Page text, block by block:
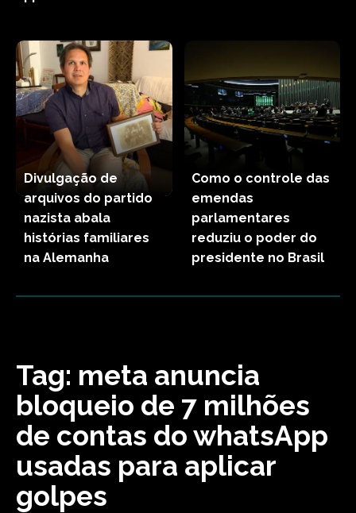
Divulgação de
arquivos do partido
nazista abala
histórias familiares
na Alemanha
Como o controle das
emendas
parlamentares
reduziu o poder do
presidente no Brasil
Tag: meta anuncia
bloqueio de 7 milhões
de contas do whatsApp
usadas para aplicar
golpes